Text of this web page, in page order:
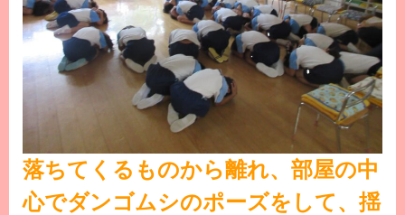
落ちてくるものから離れ、部屋の中
心でダンゴムシのポーズをして、揺